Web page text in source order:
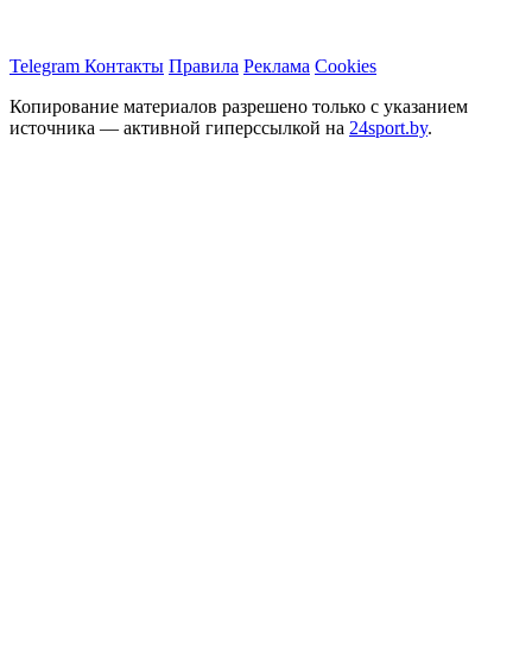
Telegram Контакты Правила Реклама Cookies
Копирование материалов разрешено только с указанием
источника — активной гиперссылкой на 24sport.by.